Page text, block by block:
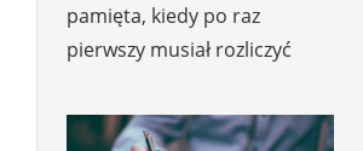
pamięta, kiedy po raz
pierwszy musiał rozliczyć